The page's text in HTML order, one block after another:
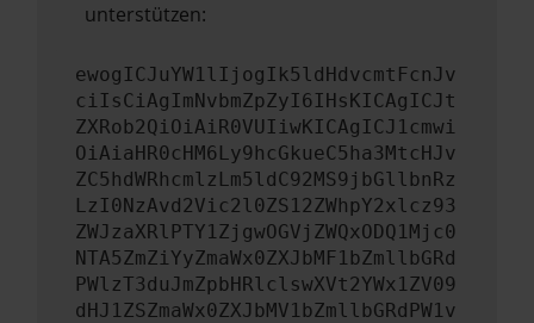
unterstützen:
ewogICJuYW1lIjogIk5ldHdvcmtFcnJv
ciIsCiAgImNvbmZpZyI6IHsKICAgICJt
ZXRob2QiOiAiR0VUIiwKICAgICJ1cmwi
OiAiaHR0cHM6Ly9hcGkueC5ha3MtcHJv
ZC5hdWRhcmlzLm5ldC92MS9jbGllbnRz
LzI0NzAvd2Vic2l0ZS12ZWhpY2xlcz93
ZWJzaXRlPTY1ZjgwOGVjZWQxODQ1Mjc0
NTA5ZmZiYyZmaWx0ZXJbMF1bZmllbGRd
PWlzT3duJmZpbHRlclswXVt2YWx1ZV09
dHJ1ZSZmaWx0ZXJbMV1bZmllbGRdPW1v